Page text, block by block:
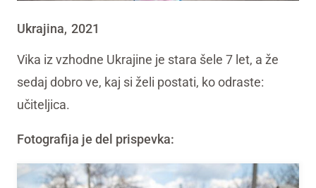
Ukrajina, 2021
Vika iz vzhodne Ukrajine je stara šele 7 let, a že
sedaj dobro ve, kaj si želi postati, ko odraste:
učiteljica.
Fotografija je del prispevka: